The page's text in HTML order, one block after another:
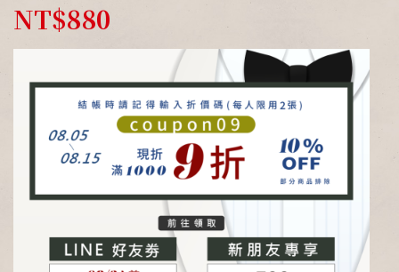
NT$880